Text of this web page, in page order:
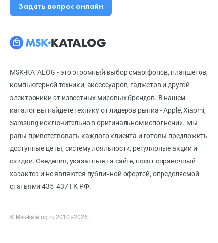
MSK-KATALOG - это огромный выбор смартфонов, планшетов,
компьютерной техники, аксессуаров, гаджетов и другой
электроники от известных мировых брендов. В нашем
каталог вы найдете технику от лидеров рынка - Apple, Xiaomi,
Samsung исключительно в оригинальном исполнении. Мы
рады приветствовать каждого клиента и готовы предложить
доступные цены, систему лояльности, регулярные акции и
скидки. Сведения, указанные на сайте, носят справочный
характер и не являются публичной офертой, определяемой
статьями 435, 437 ГК РФ.
© Msk-katalog.ru 2010 - 2026 г.
Задать вопрос онлайн